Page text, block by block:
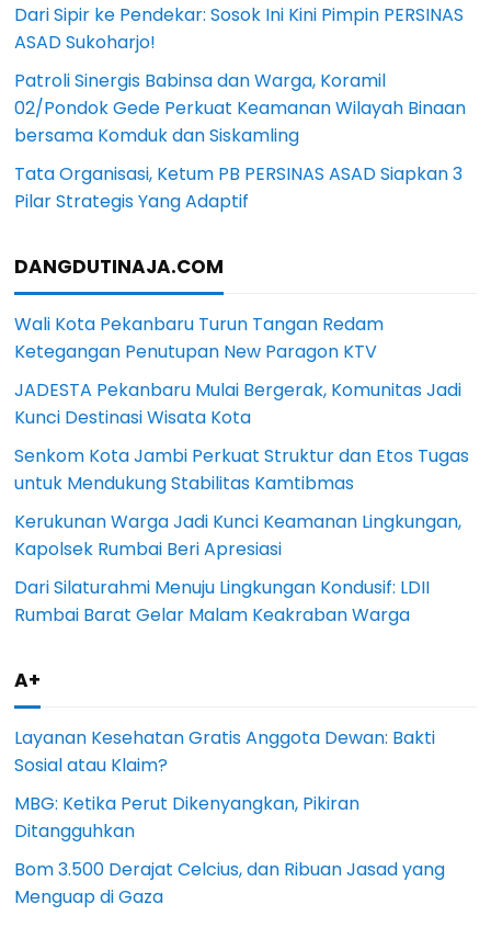
Dari Sipir ke Pendekar: Sosok Ini Kini Pimpin PERSINAS
ASAD Sukoharjo!
Patroli Sinergis Babinsa dan Warga, Koramil
02/Pondok Gede Perkuat Keamanan Wilayah Binaan
bersama Komduk dan Siskamling
Tata Organisasi, Ketum PB PERSINAS ASAD Siapkan 3
Pilar Strategis Yang Adaptif
DANGDUTINAJA.COM
Wali Kota Pekanbaru Turun Tangan Redam
Ketegangan Penutupan New Paragon KTV
JADESTA Pekanbaru Mulai Bergerak, Komunitas Jadi
Kunci Destinasi Wisata Kota
Senkom Kota Jambi Perkuat Struktur dan Etos Tugas
untuk Mendukung Stabilitas Kamtibmas
Kerukunan Warga Jadi Kunci Keamanan Lingkungan,
Kapolsek Rumbai Beri Apresiasi
Dari Silaturahmi Menuju Lingkungan Kondusif: LDII
Rumbai Barat Gelar Malam Keakraban Warga
A+
Layanan Kesehatan Gratis Anggota Dewan: Bakti
Sosial atau Klaim?
MBG: Ketika Perut Dikenyangkan, Pikiran
Ditangguhkan
Bom 3.500 Derajat Celcius, dan Ribuan Jasad yang
Menguap di Gaza